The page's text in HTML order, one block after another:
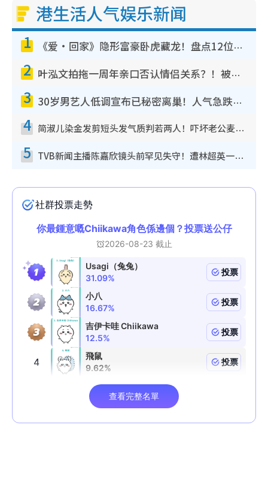
港生活人气娱乐新闻
1 《爱·回家》隐形富豪卧虎藏龙！盘点12位财气逼人的有钱艺人：这位美女3亿身家不愁做
2 叶泓文拍拖一周年亲口否认情侣关系？！被质疑感情造假竟称GM“普通同事”
3 30岁男艺人低调宣布已秘密离巢！人气急跌变失踪人口：“这几年过得并不容易”
4 简淑儿染金发剪短头发气质判若两人！吓坏老公麦大力都认不出：“你做什么？”
5 TVB新闻主播陈嘉欣镜头前罕见失守！遭林超英一句话突袭吓坏当场大笑